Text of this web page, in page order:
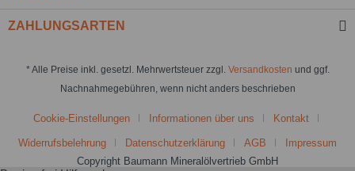
ZAHLUNGSARTEN
* Alle Preise inkl. gesetzl. Mehrwertsteuer zzgl. Versandkosten und ggf.
Nachnahmegebühren, wenn nicht anders beschrieben
Cookie-Einstellungen Informationen über uns Kontakt
Widerrufsbelehrung Datenschutzerklärung AGB
Impressum
Copyright Baumann Mineralölvertrieb GmbH